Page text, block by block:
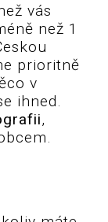
vás
než 1
prioritně
v
ihned.
,